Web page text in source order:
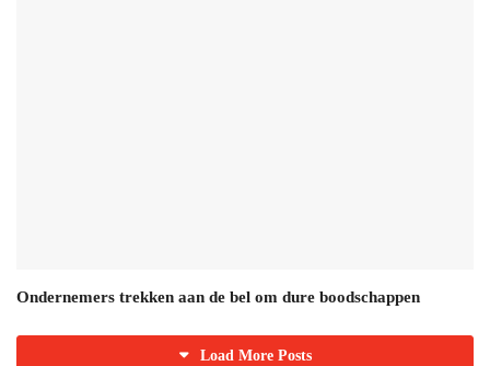
Ondernemers trekken aan de bel om dure boodschappen
Load More Posts